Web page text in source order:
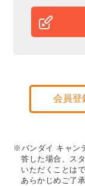
会員登
※バンダイ キャン
答した場合、ス
いただくことは
あらかじめご了